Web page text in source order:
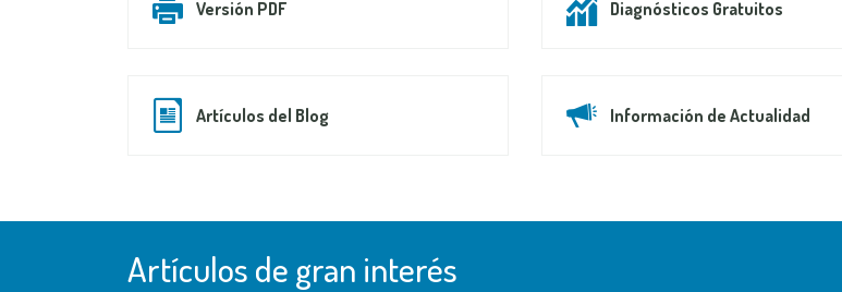
Versión PDF Diagnósticos Gratuitos
Artículos del Blog Información de Actualidad
Artículos de gran interés